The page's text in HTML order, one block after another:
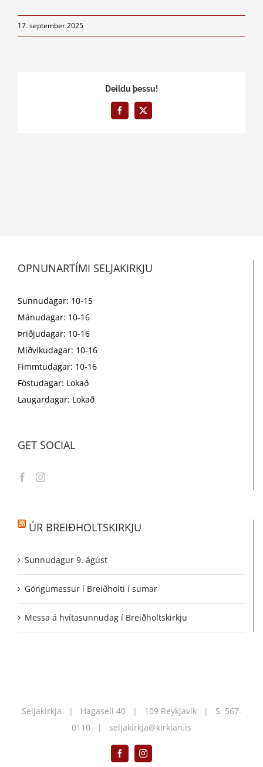
17. september 2025
Deildu þessu!
Facebook
X
OPNUNARTÍMI SELJAKIRKJU
Sunnudagar: 10-15
Mánudagar: 10-16
Þriðjudagar: 10-16
Miðvikudagar: 10-16
Fimmtudagar: 10-16
Föstudagar: Lokað
Laugardagar: Lokað
GET SOCIAL
ÚR BREIÐHOLTSKIRKJU
Sunnudagur 9. ágúst
Göngumessur í Breiðholti í sumar
Messa á hvítasunnudag í Breiðholtskirkju
Seljakirkja | Hagaseli 40 | 109 Reykjavík | S. 567-
0110 | seljakirkja@kirkjan.is
FacebookInstagram